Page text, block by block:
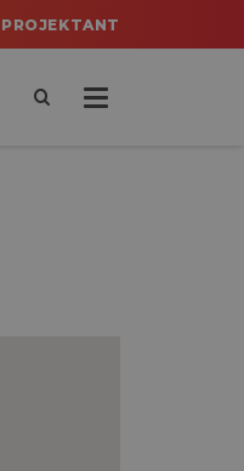
PROJEKTANT